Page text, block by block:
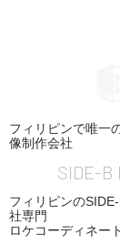
フィリピンで唯一
像制作会社
SIDE-B
フィリピンの
社専門
ロケコーディネー